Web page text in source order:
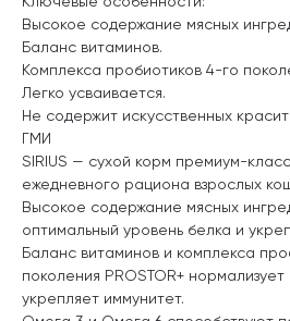
Высокое содержание мясных
Баланс витаминов.
Комплекса пробиотиков 4-го
Легко усваивается.
Не содержит искусственных
ГМИ
SIRIUS — сухой корм премиум-
ежедневного рациона взрослых
Высокое содержание мясных
оптимальный уровень белка и
Баланс витаминов и комплекса
поколения PROSTOR+
укрепляет иммунитет.